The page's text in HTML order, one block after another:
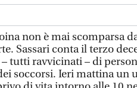
non è mai scomparsa
Sassari conta il terzo
tutti ravvicinati – di
soccorsi. Ieri mattina un